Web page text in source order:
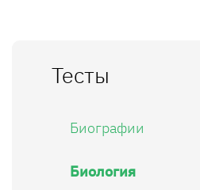
Тесты
Биографии
Биология